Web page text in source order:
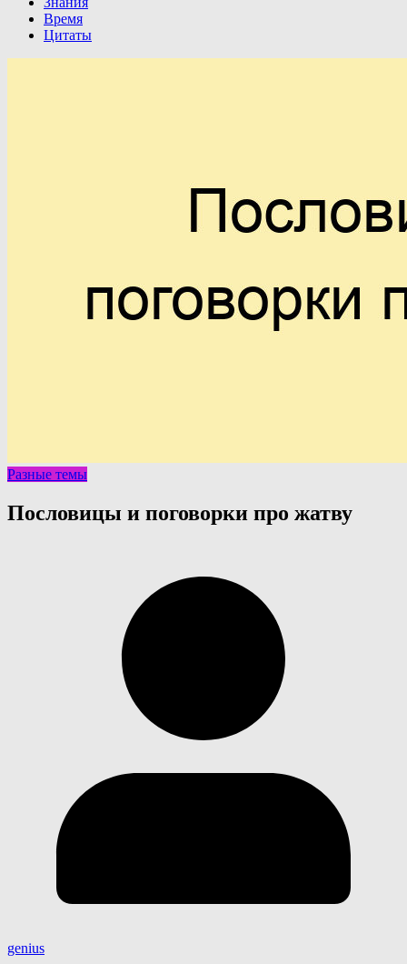
Время
Цитаты
Разные темы
Пословицы и поговорки про жатву
genius